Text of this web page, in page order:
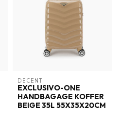
DECENT
EXCLUSIVO-ONE
HANDBAGAGE KOFFER
BEIGE 35L 55X35X20CM